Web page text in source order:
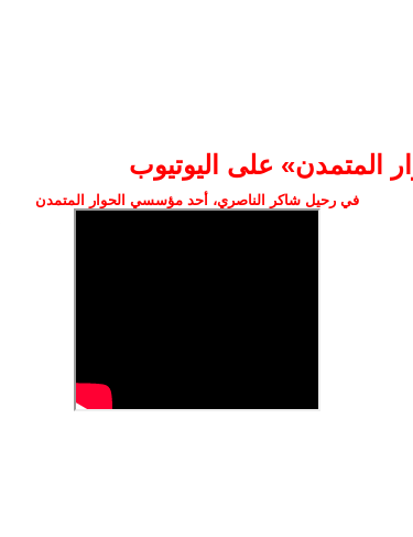
المتمدن» على اليوتيوب
في رحيل شاكر الناصري، أحد مؤسسي الحوار المتمدن